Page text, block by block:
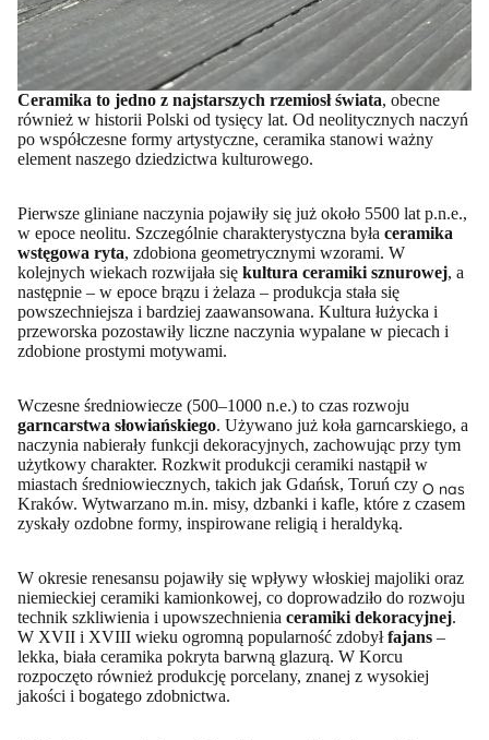
O nas
Ceramika to jedno z najstarszych rzemiosł świata, obecne
również w historii Polski od tysięcy lat. Od neolitycznych naczyń
po współczesne formy artystyczne, ceramika stanowi ważny
element naszego dziedzictwa kulturowego.
Pierwsze gliniane naczynia pojawiły się już około 5500 lat p.n.e.,
w epoce neolitu. Szczególnie charakterystyczna była ceramika
wstęgowa ryta, zdobiona geometrycznymi wzorami. W
kolejnych wiekach rozwijała się kultura ceramiki sznurowej, a
następnie – w epoce brązu i żelaza – produkcja stała się
powszechniejsza i bardziej zaawansowana. Kultura łużycka i
przeworska pozostawiły liczne naczynia wypalane w piecach i
zdobione prostymi motywami.
Wczesne średniowiecze (500–1000 n.e.) to czas rozwoju
garncarstwa słowiańskiego. Używano już koła garncarskiego, a
naczynia nabierały funkcji dekoracyjnych, zachowując przy tym
użytkowy charakter. Rozkwit produkcji ceramiki nastąpił w
miastach średniowiecznych, takich jak Gdańsk, Toruń czy
Kraków. Wytwarzano m.in. misy, dzbanki i kafle, które z czasem
zyskały ozdobne formy, inspirowane religią i heraldyką.
W okresie renesansu pojawiły się wpływy włoskiej majoliki oraz
niemieckiej ceramiki kamionkowej, co doprowadziło do rozwoju
technik szkliwienia i upowszechnienia ceramiki dekoracyjnej.
W XVII i XVIII wieku ogromną popularność zdobyłfajans –
lekka, biała ceramika pokryta barwną glazurą. W Korcu
rozpoczęto również produkcję porcelany, znanej z wysokiej
jakości i bogatego zdobnictwa.